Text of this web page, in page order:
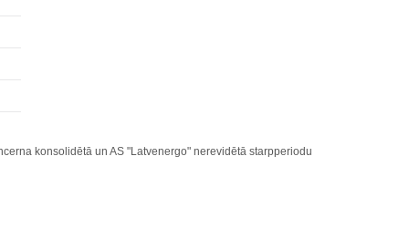
konsolidētā un AS "Latvenergo" nerevidētā starpperiodu